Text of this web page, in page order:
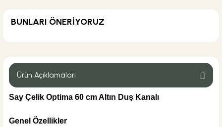
BUNLARI ÖNERİYORUZ
1.295,00 TL
Ürün Açıklamaları
Say Çelik Optima 60 cm Altın Duş Kanalı
Genel Özellikler